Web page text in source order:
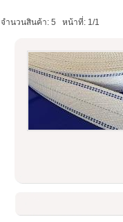
จำนวนสินค้า: 5 หน้าที่: 1/1